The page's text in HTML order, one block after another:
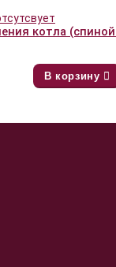
котла
В корзину